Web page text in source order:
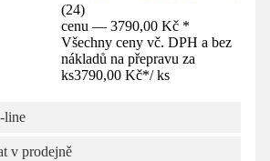
(24)
cenu — 3790,00 Kč *
Všechny ceny vč. DPH a bez
nákladů na přepravu za
ks3790,00 Kč*/ ks
line
v prodejně